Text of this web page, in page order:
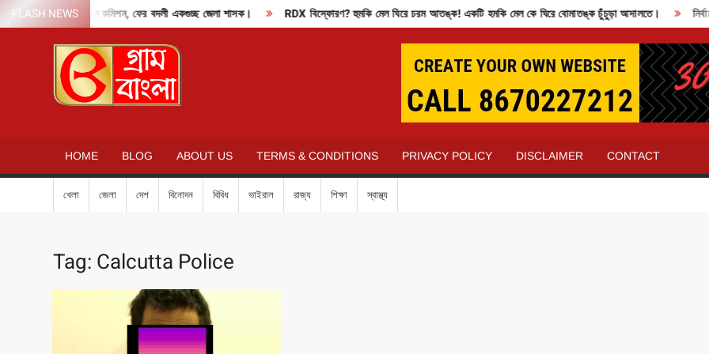
Skip
to
FLASH NEWS
দাবাং মোডে নির্বাচন কমিশন, ফের বদলী একগুচ্ছ জেলা শাসক। RDX বিস্ফোরণ? হুমকি মেল ঘিরে চরম আতঙ্ক! একটি হমকি মেল কে ঘিরে বোমাতঙ্ক চুঁচুড়া আদালতে।
HOME BLOG ABOUT US TERMS & CONDITIONS PRIVACY POLICY DISCLAIMER CONTACT
খেলা জেলা দেশ বিনোদন বিবিধ ভাইরাল রাজ্য শিক্ষা স্বাস্থ্য
Tag: Calcutta Police